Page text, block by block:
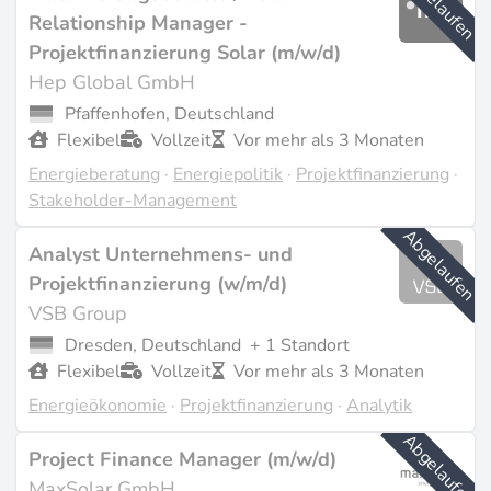
Gefragte Rollen und Kompetenzen
Häufige Stellenbezeichnungen umfassen Project
Finance Analyst, Finance Manager, Head of Finance,
Financial Controller und Transactions Manager. Rollen
in derEnergie-Due-Diligenceund Anlagenbewertung
überschneiden sich erheblich, da die Akquisitionsseite
dieselben Modellierungs- und
Risikobewertungskompetenzen erfordert.
Beherrschung der Finanzmodellierung -
typischerweise Excel-basierte Cashflow-Modelle,
zunehmend ergänzt durch Python - ist
ist das Verständnis von PPA-Strukturen, steuerlichen
Mechanismen und den technischen Parametern, die
die Bankfähigkeit eines Projekts bestimmen:
Relationship Manager -
Projektfinanzierung Solar (m/w/d)
Hep Global GmbH
Pfaffenhofen, Deutschland
Flexibel
Vollzeit
Vor mehr als 3 Monaten
Energieberatung ·Energiepolitik ·Projektfinanzierung ·
Stakeholder-Management
Abgelaufen
Analyst Unternehmens- und
Projektfinanzierung (w/m/d)
VSB Group
Dresden, Deutschland + 1 Standort
Flexibel
Vollzeit
Vor mehr als 3 Monaten
Energieökonomie ·Projektfinanzierung ·Analytik
Abgelaufen
Project Finance Manager (m/w/d)